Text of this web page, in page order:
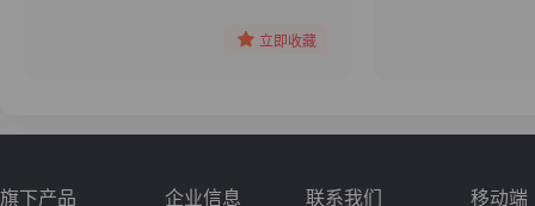
立即收藏
旗下产品 企业信息 联系我们 移动端